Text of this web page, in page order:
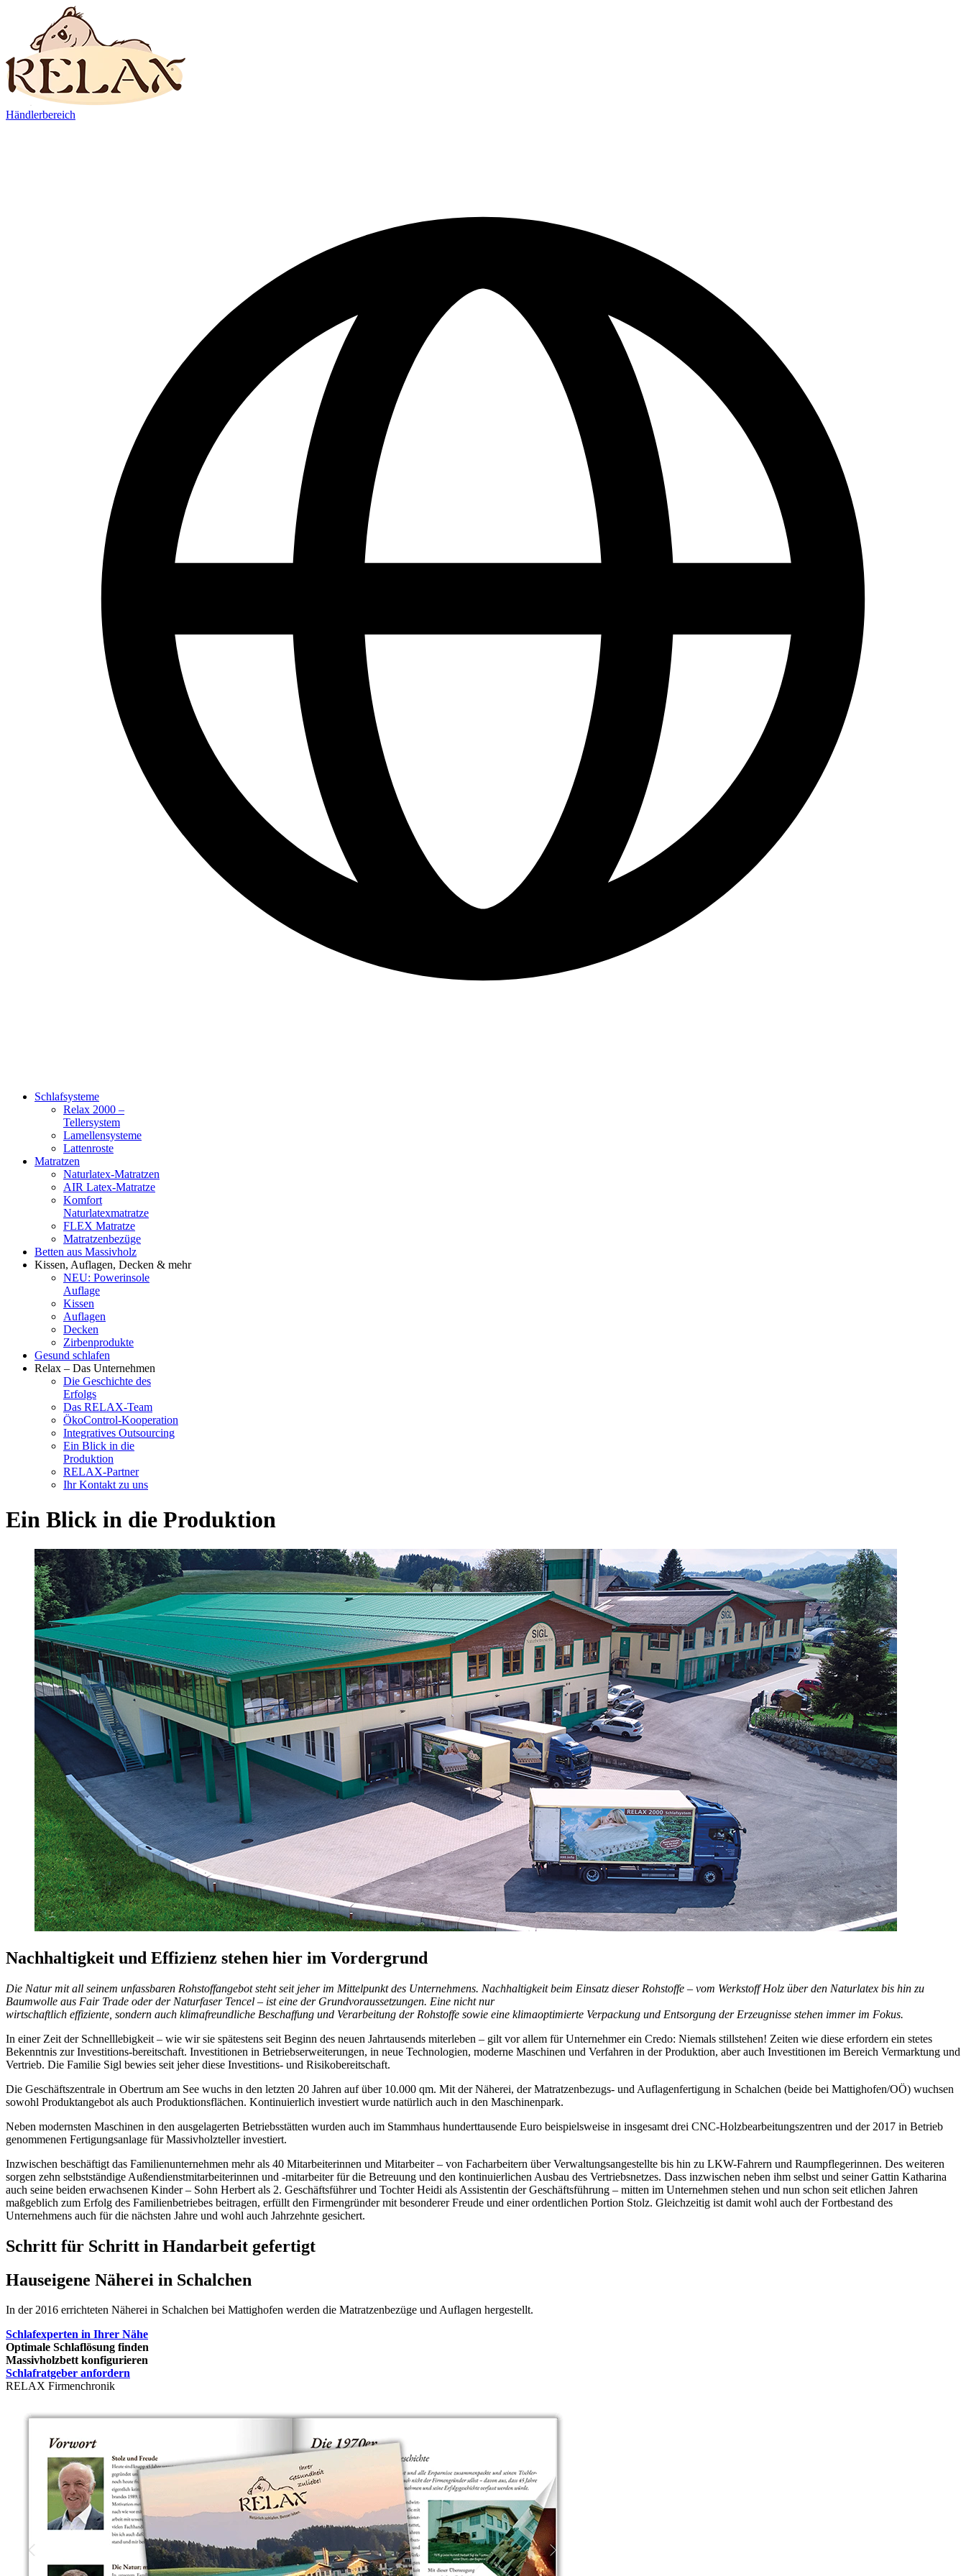
Händlerbereich
Schlafsysteme
Relax 2000 –
Tellersystem
Lamellensysteme
Lattenroste
Matratzen
Naturlatex-Matratzen
AIR Latex-Matratze
Komfort
Naturlatexmatratze
FLEX Matratze
Matratzenbezüge
Betten aus Massivholz
Kissen, Auflagen, Decken & mehr
NEU: Powerinsole
Auflage
Kissen
Auflagen
Decken
Zirbenprodukte
Gesund schlafen
Relax – Das Unternehmen
Die Geschichte des
Erfolgs
Das RELAX-Team
ÖkoControl-Kooperation
Integratives Outsourcing
Ein Blick in die
Produktion
RELAX-Partner
Ihr Kontakt zu uns
Ein Blick in die Produktion
Nachhaltigkeit und Effizienz stehen hier im Vordergrund
Die Natur mit all seinem unfassbaren Rohstoffangebot steht seit jeher im Mittelpunkt des Unternehmens. Nachhaltigkeit beim Einsatz dieser Rohstoffe – vom Werkstoff Holz über den Naturlatex bis hin zu
Baumwolle aus Fair Trade oder der Naturfaser Tencel – ist eine der Grundvoraussetzungen. Eine nicht nur
wirtschaftlich effiziente, sondern auch klimafreundliche Beschaffung und Verarbeitung der Rohstoffe sowie eine klimaoptimierte Verpackung und Entsorgung der Erzeugnisse stehen immer im Fokus.
In einer Zeit der Schnelllebigkeit – wie wir sie spätestens seit Beginn des neuen Jahrtausends miterleben – gilt vor allem für Unternehmer ein Credo: Niemals stillstehen! Zeiten wie diese erfordern ein stetes
Bekenntnis zur Investitions-bereitschaft. Investitionen in Betriebserweiterungen, in neue Technologien, moderne Maschinen und Verfahren in der Produktion, aber auch Investitionen im Bereich Vermarktung und
Vertrieb. Die Familie Sigl bewies seit jeher diese Investitions- und Risikobereitschaft.
Die Geschäftszentrale in Obertrum am See wuchs in den letzten 20 Jahren auf über 10.000 qm. Mit der Näherei, der Matratzenbezugs- und Auflagenfertigung in Schalchen (beide bei Mattighofen/OÖ) wuchsen
sowohl Produktangebot als auch Produktionsflächen. Kontinuierlich investiert wurde natürlich auch in den Maschinenpark.
Neben modernsten Maschinen in den ausgelagerten Betriebsstätten wurden auch im Stammhaus hunderttausende Euro beispielsweise in insgesamt drei CNC-Holzbearbeitungszentren und der 2017 in Betrieb
genommenen Fertigungsanlage für Massivholzteller investiert.
Inzwischen beschäftigt das Familienunternehmen mehr als 40 Mitarbeiterinnen und Mitarbeiter – von Facharbeitern über Verwaltungsangestellte bis hin zu LKW-Fahrern und Raumpflegerinnen. Des weiteren
sorgen zehn selbstständige Außendienstmitarbeiterinnen und -mitarbeiter für die Betreuung und den kontinuierlichen Ausbau des Vertriebsnetzes. Dass inzwischen neben ihm selbst und seiner Gattin Katharina
auch seine beiden erwachsenen Kinder – Sohn Herbert als 2. Geschäftsführer und Tochter Heidi als Assistentin der Geschäftsführung – mitten im Unternehmen stehen und nun schon seit etlichen Jahren
maßgeblich zum Erfolg des Familienbetriebes beitragen, erfüllt den Firmengründer mit besonderer Freude und einer ordentlichen Portion Stolz. Gleichzeitig ist damit wohl auch der Fortbestand des
Unternehmens auch für die nächsten Jahre und wohl auch Jahrzehnte gesichert.
Schritt für Schritt in Handarbeit gefertigt
Hauseigene Näherei in Schalchen
In der 2016 errichteten Näherei in Schalchen bei Mattighofen werden die Matratzenbezüge und Auflagen hergestellt.
Schlafexperten in Ihrer Nähe
Optimale Schlaflösung finden
Massivholzbett konfigurieren
Schlafratgeber anfordern
RELAX Firmenchronik